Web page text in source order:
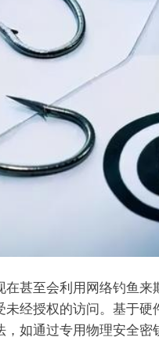
甚至会利用网络钓鱼
经授权的访问。基于
如通过专用物理安全密